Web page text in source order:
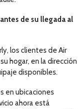
de su llegada al
los clientes de Air
hogar, en la dirección
disponibles.
en ubicaciones
ahora está